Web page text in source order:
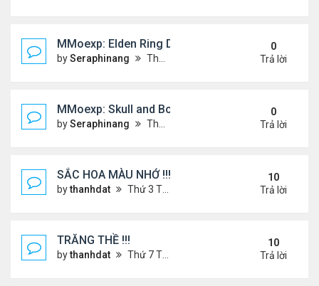
MMoexp: Elden Ring DLC: Investigating the Giant
bySeraphinang Thứ 3 Tháng 11 26, 2024 7:47 pm
0
Trả lời
MMoexp: Skull and Bones Season 3: An Exciting
bySeraphinang Thứ 3 Tháng 11 26, 2024 7:46 pm
0
Trả lời
SẮC HOA MÀU NHỚ !!!
bythanhdat Thứ 3 Tháng 7 23, 2024 4:02 pm
10
Trả lời
TRĂNG THỀ !!!
bythanhdat Thứ 7 Tháng 7 06, 2024 5:05 pm
10
Trả lời